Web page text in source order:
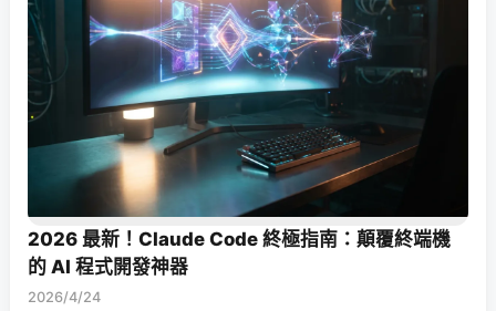
2026 最新！Claude Code 終極指南：顛覆終端機
的 AI 程式開發神器
2026/4/24